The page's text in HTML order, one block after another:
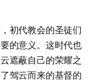
初代教会的圣徒们
的意义。这时代也
遮蔽自己的荣耀之
驾云而来的基督的